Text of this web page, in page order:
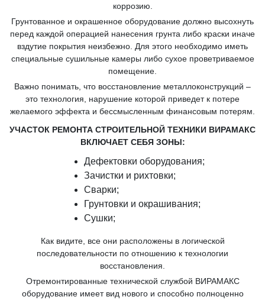
коррозию.
Грунтованное и окрашенное оборудование должно высохнуть
перед каждой операцией нанесения грунта либо краски иначе
вздутие покрытия неизбежно. Для этого необходимо иметь
специальные сушильные камеры либо сухое проветриваемое
помещение.
Важно понимать, что восстановление металлоконструкций –
это технология, нарушение которой приведет к потере
желаемого эффекта и бессмысленным финансовым потерям.
УЧАСТОК РЕМОНТА СТРОИТЕЛЬНОЙ ТЕХНИКИ ВИРАМАКС
ВКЛЮЧАЕТ СЕБЯ ЗОНЫ:
Дефектовки оборудования;
Зачистки и рихтовки;
Сварки;
Грунтовки и окрашивания;
Сушки;
Как видите, все они расположены в логической
последовательности по отношению к технологии
восстановления.
Отремонтированные технической службой ВИРАМАКС
оборудование имеет вид нового и способно полноценно